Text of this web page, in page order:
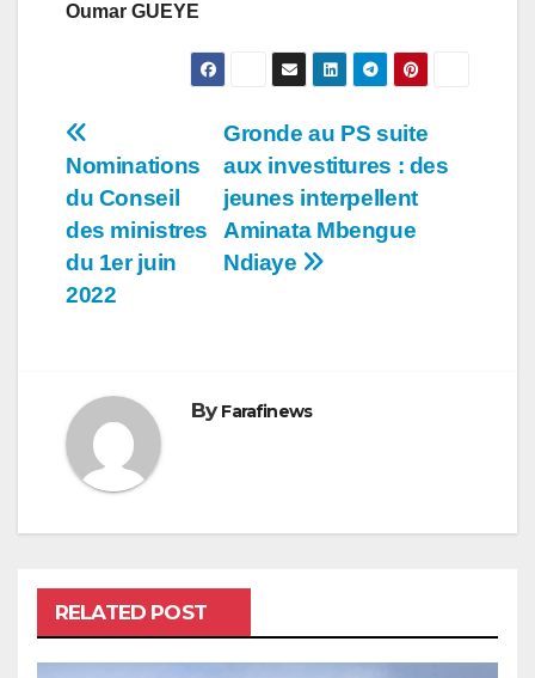
Oumar GUEYE
Navigation
de
l’article
Gronde au PS suite
aux investitures : des
jeunes interpellent
Aminata Mbengue
Ndiaye
Nominations
du Conseil
des ministres
du 1er juin
2022
By Farafinews
RELATED POST